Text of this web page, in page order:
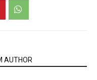
AUTHOR